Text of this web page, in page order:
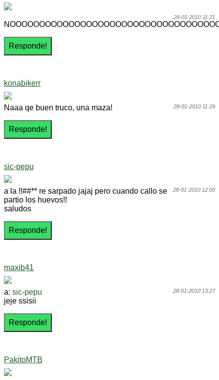
28-01-2010 11:21
konabikerr
28-01-2010 11:29
Naaa qe buen truco, una maza!
sic-pepu
28-01-2010 12:00
a la !!##** re sarpado jajaj pero cuando callo se
partio los huevos!!
saludos
maxib41
28-01-2010 13:27
a: sic-pepu
jeje ssisii
PakitoMTB